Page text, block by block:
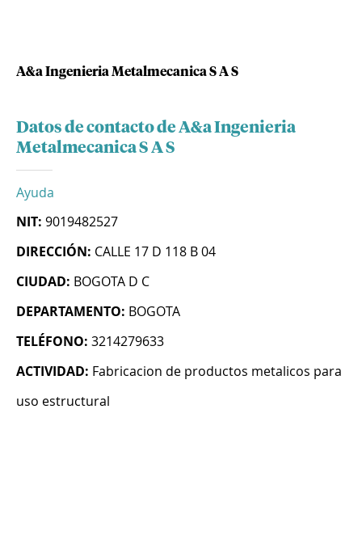
A&a Ingenieria Metalmecanica S A S
Datos de contacto de A&a Ingenieria
Metalmecanica S A S
Ayuda
NIT: 9019482527
DIRECCIÓN: CALLE 17 D 118 B 04
CIUDAD: BOGOTA D C
DEPARTAMENTO: BOGOTA
TELÉFONO: 3214279633
ACTIVIDAD: Fabricacion de productos metalicos para
uso estructural